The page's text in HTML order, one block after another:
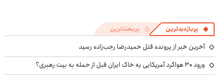
پربازدیدترین پربحث‌ترین
آخرین خبر از پرونده قتل حمیدرضا رجب‌زاده رسید
ورود ۳۰ هواگرد آمریکایی به خاک ایران قبل از حمله به بیت رهبری؟